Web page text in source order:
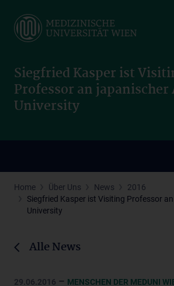
main
Siegfried Kasper ist
Professor an japanischer
University
Home Über Uns News
2016
Siegfried Kasper ist Visiting Professor
University
Alle News
29.06.2016 – MENSCHEN DER MEDUNI